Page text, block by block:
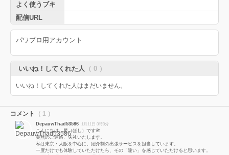
よく使うブキ
配信URL
パワプロ用アカウント
いいね！してくれた人 （ 0 ）
いいね！してくれた人はまだいません。
コメント （ 1 ）
DepauwThad53586 1月11日 0時0分
こんにちは、星（ほし）です🌸
突然のご連絡、失礼いたします。
私は東京・大阪を中心に、紹介制の出張サービスを担当しています。
一度だけでも体験していただけたら、その「違い」を感じていただけると思います。